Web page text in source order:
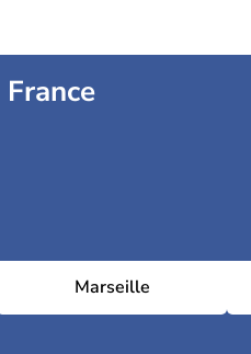
Marseille